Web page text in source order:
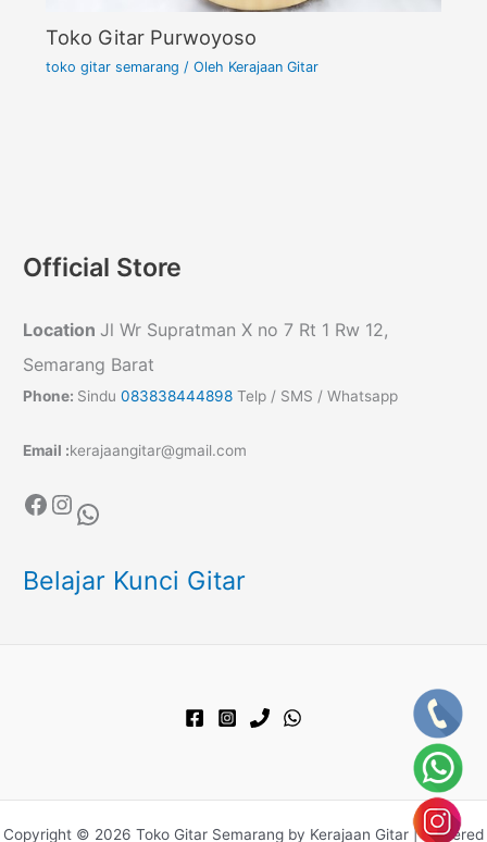
Toko Gitar Purwoyoso
toko gitar semarang / Oleh Kerajaan Gitar
Official Store
Location Jl Wr Supratman X no 7 Rt 1 Rw 12,
Semarang Barat
Phone: Sindu083838444898 Telp / SMS / Whatsapp
Email :kerajaangitar@gmail.com
Facebook Instagram WhatsApp
Belajar Kunci Gitar
Copyright © 2026 Toko Gitar Semarang by Kerajaan Gitar | Powered